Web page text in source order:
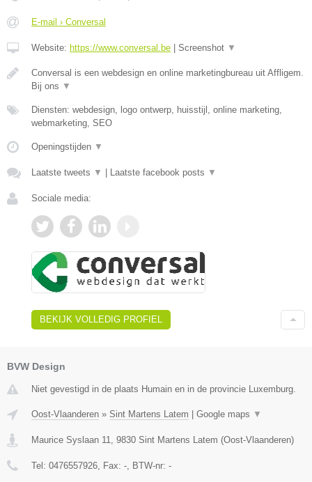
E-mail › Conversal
Website: https://www.conversal.be Screenshot ▼
Conversal is een webdesign en online marketingbureau uit Affligem.
Bij ons ▼
Diensten: webdesign, logo ontwerp, huisstijl, online marketing,
webmarketing, SEO
Openingstijden ▼
Laatste tweets ▼ Laatste facebook posts ▼
Sociale media:
BEKIJK VOLLEDIG PROFIEL
BVW Design
Niet gevestigd in de plaats Humain en in de provincie Luxemburg.
Oost-Vlaanderen » Sint Martens Latem Google maps ▼
Maurice Syslaan 11 9830 Sint Martens Latem (Oost-Vlaanderen)
Tel: 0476557926 , Fax: - , BTW-nr: -